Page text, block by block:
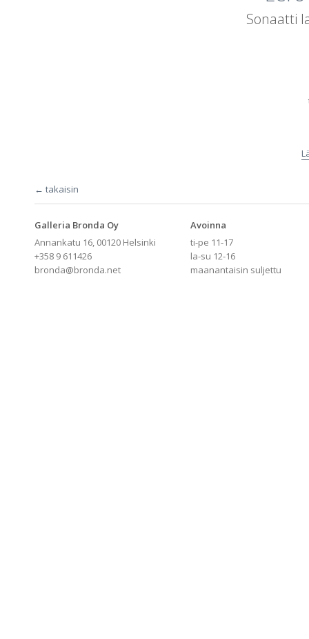
Sonaatti
← takaisin
Galleria Bronda Oy
Annankatu 16, 00120 Helsinki
+358 9 611426
bronda@bronda.net
Avoinna
ti-pe 11-17
la-su 12-16
maanantaisin suljettu